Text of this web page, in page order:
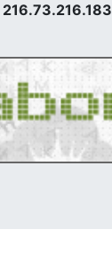
216.73.216.183